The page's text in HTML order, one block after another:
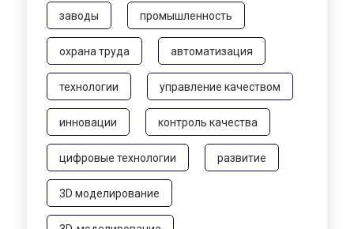
заводы промышленность
охрана труда автоматизация
технологии управление качеством
инновации контроль качества
цифровые технологии развитие
3D моделирование